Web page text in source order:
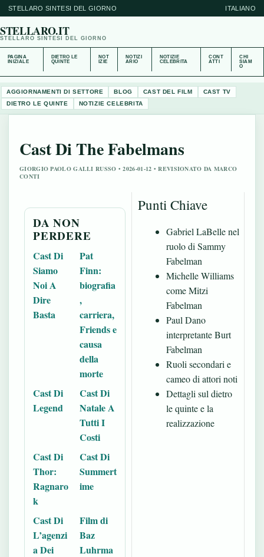
STELLARO SINTESI DEL GIORNO ITALIANO
STELLARO.IT
STELLARO SINTESI DEL GIORNO
PAGINA
INIZIALE
DIETRO LE
QUINTE
NOT
IZIE
NOTIZI
ARIO
NOTIZIE
CELEBRITA
CONT
ATTI
CHI
SIAM
O
AGGIORNAMENTI DI SETTORE BLOG CAST DEL FILM
CAST TV
DIETRO LE QUINTE
NOTIZIE CELEBRITA
Cast Di The Fabelmans
GIORGIO PAOLO GALLI RUSSO • 2026-01-12 • REVISIONATO DA MARCO
CONTI
DA NON
PERDERE
Cast Di
Siamo
Noi A
Dire
Basta
Pat
Finn:
biografia
,
carriera,
Friends e
causa
della
morte
Cast Di
Legend
Cast Di
Natale A
Tutti I
Costi
Cast Di
Thor:
Ragnaro
k
Cast Di
Summert
ime
Cast Di
L’agenzi
a Dei
Film di
Baz
Luhrma
Punti Chiave
Gabriel LaBelle nel
ruolo di Sammy
Fabelman
Michelle Williams
come Mitzi
Fabelman
Paul Dano
interpretante Burt
Fabelman
Ruoli secondari e
cameo di attori noti
Dettagli sul dietro
le quinte e la
realizzazione